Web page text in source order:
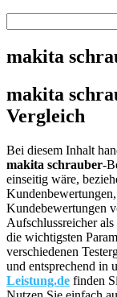
makita
makita
Vergleich
Bei diesem Inhalt
makita schrauber-
einseitig wäre,
Kundebewertungen
Aufschlussreicher
die wichtigsten
verschiedenen
und entsprechend in
Leistung.de finden